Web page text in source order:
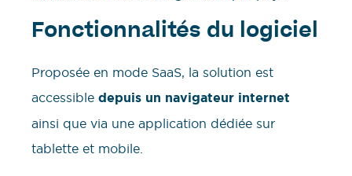
Fonctionnalités du logiciel
Proposée en mode SaaS, la solution est
accessible depuis un navigateur internet
ainsi que via une application dédiée sur
tablette et mobile.